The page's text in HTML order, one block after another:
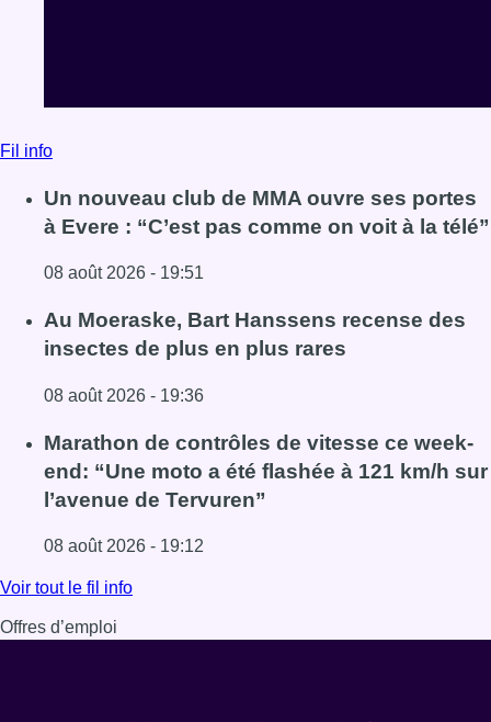
Fil info
Un nouveau club de MMA ouvre ses portes
à Evere : “C’est pas comme on voit à la télé”
08 août 2026 - 19:51
Lire l'article Un nouveau club de MMA ouvre ses portes à
Au Moeraske, Bart Hanssens recense des
insectes de plus en plus rares
08 août 2026 - 19:36
Lire l'article Au Moeraske, Bart Hanssens recense des
Marathon de contrôles de vitesse ce week-
end: “Une moto a été flashée à 121 km/h sur
l’avenue de Tervuren”
08 août 2026 - 19:12
Lire l'article Marathon de contrôles de vitesse ce week-
Voir tout le fil info
Offres d’emploi